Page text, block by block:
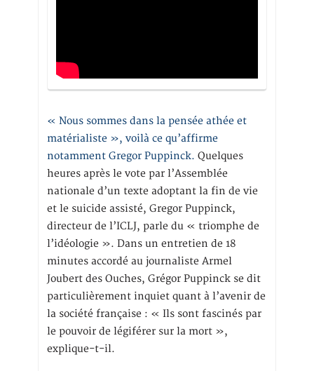
« Nous sommes dans la pensée athée et
matérialiste », voilà ce qu’affirme
notamment Gregor Puppinck. Quelques
heures après le vote par l’Assemblée
nationale d’un texte adoptant la fin de vie
et le suicide assisté, Gregor Puppinck,
directeur de l’ICLJ, parle du « triomphe de
l’idéologie ». Dans un entretien de 18
minutes accordé au journaliste Armel
Joubert des Ouches, Grégor Puppinck se dit
particulièrement inquiet quant à l’avenir de
la société française : « Ils sont fascinés par
le pouvoir de légiférer sur la mort »,
explique-t-il.